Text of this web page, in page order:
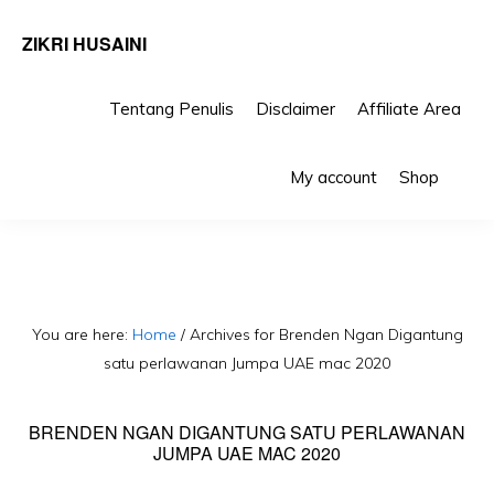
ZIKRI HUSAINI
Tentang Penulis Disclaimer Affiliate Area
My account Shop
You are here: Home /Archives for Brenden Ngan Digantung
satu perlawanan Jumpa UAE mac 2020
BRENDEN NGAN DIGANTUNG SATU PERLAWANAN
JUMPA UAE MAC 2020